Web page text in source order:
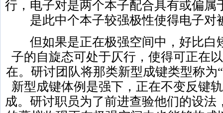
行，电子对是两个本子配合具有或偏属
是此中个本子较强极性使得电子对
但如果是正在极强空间中，好比白
子的自旋态可处于仄行，使得可正在
在。研讨团队将那类新型成键类型称为
新型成键体例是强下，正在不变反键
成。研讨职员为了前进查验他们的设法